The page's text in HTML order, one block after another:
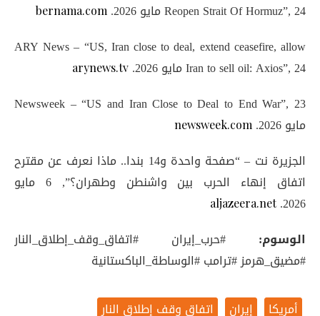
Reopen Strait Of Hormuz”, 24 مايو 2026.
bernama.com
ARY News – “US, Iran close to deal, extend ceasefire, allow
Iran to sell oil: Axios”, 24 مايو 2026.
arynews.tv
Newsweek – “US and Iran Close to Deal to End War”, 23
مايو 2026.
newsweek.com
الجزيرة نت – “صفحة واحدة و14 بندا.. ماذا نعرف عن مقترح
اتفاق إنهاء الحرب بين واشنطن وطهران؟”, 6 مايو
2026.
aljazeera.net
الوسوم: #حرب_إيران #اتفاق_وقف_إطلاق_النار
#مضيق_هرمز #ترامب #الوساطة_الباكستانية
أمريكا إيران اتفاق وقف إطلاق النار